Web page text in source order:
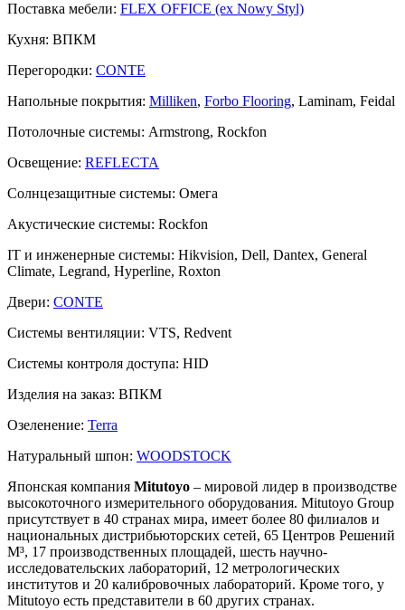
Поставка мебели: FLEX OFFICE (ex Nowy Styl)
Кухня: ВПКМ
Перегородки: CONTE
Напольные покрытия: Milliken, Forbo Flooring, Laminam, Feidal
Потолочные системы: Armstrong, Rockfon
Освещение: REFLECTA
Солнцезащитные системы: Омега
Акустические системы: Rockfon
IT и инженерные системы: Hikvision, Dell, Dantex, General
Climate, Legrand, Hyperline, Roxton
Двери: CONTE
Системы вентиляции: VTS, Redvent
Системы контроля доступа: HID
Изделия на заказ: ВПКМ
Озеленение: Terra
Натуральный шпон: WOODSTOCK
Японская компания Mitutoyo – мировой лидер в производстве
высокоточного измерительного оборудования. Mitutoyo Group
присутствует в 40 странах мира, имеет более 80 филиалов и
национальных дистрибьюторских сетей, 65 Центров Решений
М³, 17 производственных площадей, шесть научно-
исследовательских лабораторий, 12 метрологических
институтов и 20 калибровочных лабораторий. Кроме того, у
Mitutoyo есть представители в 60 других странах.